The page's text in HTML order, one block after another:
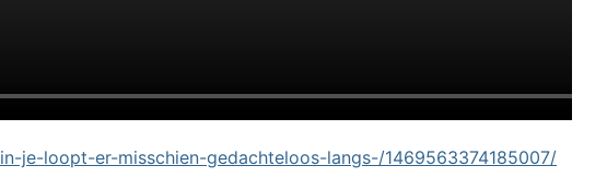
je-loopt-er-misschien-gedachteloos-langs-/1469563374185007/